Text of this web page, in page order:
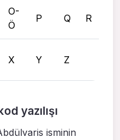
O-
Ö
P Q R
X Y Z
yazılışı
isminin